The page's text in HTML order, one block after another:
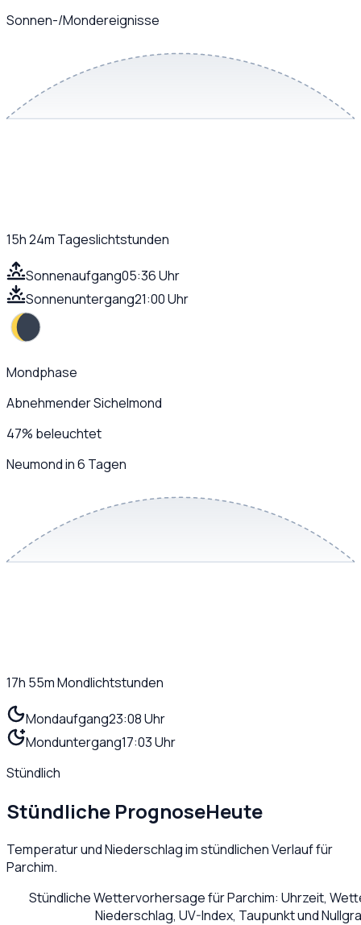
Sonnen-/Mondereignisse
15h 24m Tageslichtstunden
Sonnenaufgang05:36 Uhr
Sonnenuntergang21:00 Uhr
Mondphase
Abnehmender Sichelmond
47% beleuchtet
Neumond in 6 Tagen
17h 55mMondlichtstunden
Mondaufgang23:08 Uhr
Monduntergang17:03 Uhr
Stündlich
Stündliche PrognoseHeute
Temperatur und Niederschlag im stündlichen Verlauf für
Parchim.
Stündliche Wettervorhersage fürParchim: Uhrzeit,
Niederschlag, UV-Index, Taupunkt und